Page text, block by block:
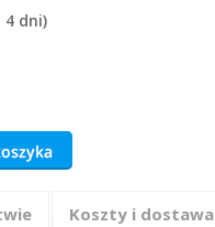
4 dni)
Koszty i dostawa